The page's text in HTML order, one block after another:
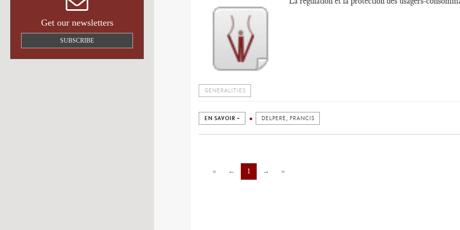
Get our newsletters
SUBSCRIBE
GENERALITIES
EN SAVOIR + DELPERE, FRANCIS
« ← 1 → »